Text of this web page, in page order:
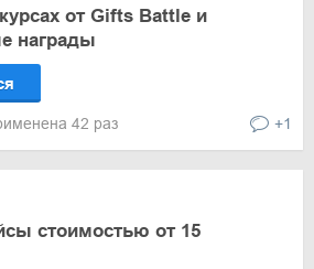
от Gifts Battle и
награды
42 раз +1
стоимостью от 15